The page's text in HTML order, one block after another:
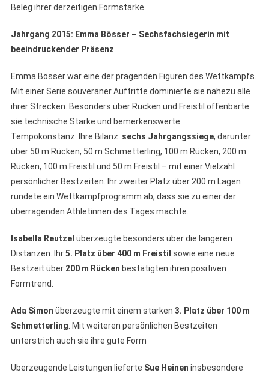
Beleg ihrer derzeitigen Formstärke.
Jahrgang 2015: Emma Bösser – Sechsfachsiegerin mit
beeindruckender Präsenz
Emma Bösser war eine der prägenden Figuren des Wettkampfs.
Mit einer Serie souveräner Auftritte dominierte sie nahezu alle
ihrer Strecken. Besonders über Rücken und Freistil offenbarte
sie technische Stärke und bemerkenswerte
Tempokonstanz. Ihre Bilanz: sechs Jahrgangssiege, darunter
über 50 m Rücken, 50 m Schmetterling, 100 m Rücken, 200 m
Rücken, 100 m Freistil und 50 m Freistil – mit einer Vielzahl
persönlicher Bestzeiten. Ihr zweiter Platz über 200 m Lagen
rundete ein Wettkampfprogramm ab, dass sie zu einer der
überragenden Athletinnen des Tages machte.
Isabella Reutzel überzeugte besonders über die längeren
Distanzen. Ihr5. Platz über 400m Freistil sowie eine neue
Bestzeit über 200m Rücken bestätigten ihren positiven
Formtrend.
Ada Simon überzeugte mit einem starken 3. Platz über 100m
Schmetterling . Mit weiteren persönlichen Bestzeiten
unterstrich auch sie ihre gute Form
Überzeugende Leistungen lieferte Sue Heinen insbesondere